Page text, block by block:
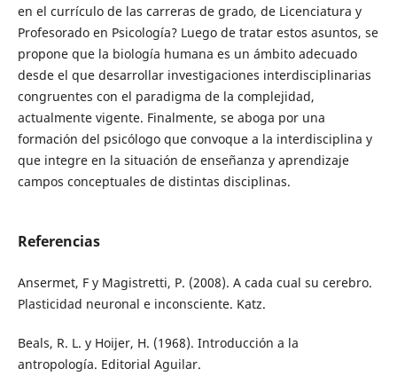
en el currículo de las carreras de grado, de Licenciatura y
Profesorado en Psicología? Luego de tratar estos asuntos, se
propone que la biología humana es un ámbito adecuado
desde el que desarrollar investigaciones interdisciplinarias
congruentes con el paradigma de la complejidad,
actualmente vigente. Finalmente, se aboga por una
formación del psicólogo que convoque a la interdisciplina y
que integre en la situación de enseñanza y aprendizaje
campos conceptuales de distintas disciplinas.
Referencias
Ansermet, F y Magistretti, P. (2008). A cada cual su cerebro.
Plasticidad neuronal e inconsciente. Katz.
Beals, R. L. y Hoijer, H. (1968). Introducción a la
antropología. Editorial Aguilar.